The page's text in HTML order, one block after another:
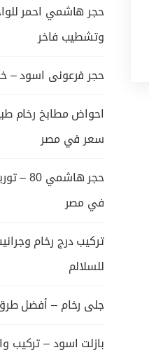
وتشطيب فاخر
حجر فرعونى اسود – خصم 15% على
احواض مطابخ رخام
سعر في مصر
حجر
في مصر
للسلالم
جلى رخام – أفضل
بازلت اسود – تركيب